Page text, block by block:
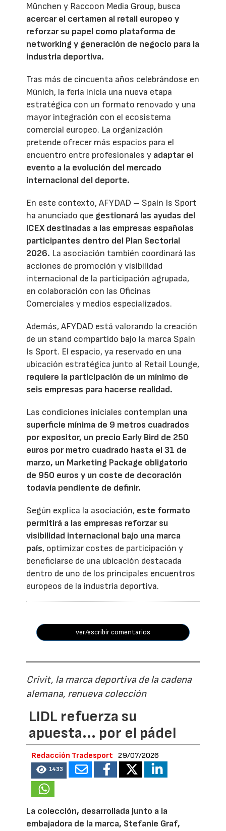
München y Raccoon Media Group, busca
acercar el certamen al retail europeo y
reforzar su papel como plataforma de
networking y generación de negocio para la
industria deportiva.
Tras más de cincuenta años celebrándose en
Múnich, la feria inicia una nueva etapa
estratégica con un formato renovado y una
mayor integración con el ecosistema
comercial europeo. La organización
pretende ofrecer más espacios para el
encuentro entre profesionales y adaptar el
evento a la evolución del mercado
internacional del deporte.
En este contexto, AFYDAD – Spain Is Sport
ha anunciado que gestionará las ayudas del
ICEX destinadas a las empresas españolas
participantes dentro del Plan Sectorial
2026. La asociación también coordinará las
acciones de promoción y visibilidad
internacional de la participación agrupada,
en colaboración con las Oficinas
Comerciales y medios especializados.
Además, AFYDAD está valorando la creación
de un stand compartido bajo la marca Spain
Is Sport. El espacio, ya reservado en una
ubicación estratégica junto al Retail Lounge,
requiere la participación de un mínimo de
seis empresas para hacerse realidad.
Las condiciones iniciales contemplan una
superficie mínima de 9 metros cuadrados
por expositor, un precio Early Bird de 250
euros por metro cuadrado hasta el 31 de
marzo, un Marketing Package obligatorio
de 950 euros y un coste de decoración
todavía pendiente de definir.
Según explica la asociación, este formato
permitirá a las empresas reforzar su
visibilidad internacional bajo una marca
país, optimizar costes de participación y
beneficiarse de una ubicación destacada
dentro de uno de los principales encuentros
europeos de la industria deportiva.
ver/escribir comentarios
Crivit, la marca deportiva de la cadena
alemana, renueva colección
LIDL refuerza su
apuesta... por el pádel
Redacción Tradesport 29/07/2026
1433
La colección, desarrollada junto a la
embajadora de la marca, Stefanie Graf,